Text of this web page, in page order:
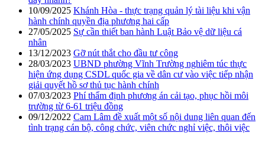
10/09/2025 Khánh Hòa - thực trạng quản lý tài liệu khi vận
hành chính quyền địa phương hai cấp
27/05/2025 Sự cần thiết ban hành Luật Bảo vệ dữ liệu cá
nhân
13/12/2023 Gỡ nút thắt cho đầu tư công
28/03/2023 UBND phường Vĩnh Trường nghiêm túc thực
hiện ứng dụng CSDL quốc gia về dân cư vào việc tiếp nhận
giải quyết hồ sơ thủ tục hành chính
07/03/2023 Phí thẩm định phương án cải tạo, phục hồi môi
trường từ 6-61 triệu đồng
09/12/2022 Cam Lâm đề xuất một số nội dung liên quan đến
tình trạng cán bộ, công chức, viên chức nghỉ việc, thôi việc